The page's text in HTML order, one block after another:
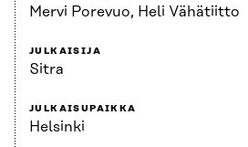
Mervi Porevuo, Heli Vähätiitto
JULKAISIJA
Sitra
JULKAISUPAIKKA
Helsinki